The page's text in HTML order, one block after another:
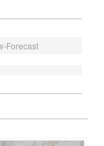
Forecast